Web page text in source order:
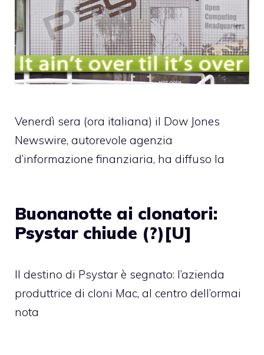
Venerdì sera (ora italiana) il Dow Jones
Newswire, autorevole agenzia
d’informazione finanziaria, ha diffuso la
Buonanotte ai clonatori:
Psystar chiude (?)[U]
Il destino di Psystar è segnato: l’azienda
produttrice di cloni Mac, al centro dell’ormai
nota